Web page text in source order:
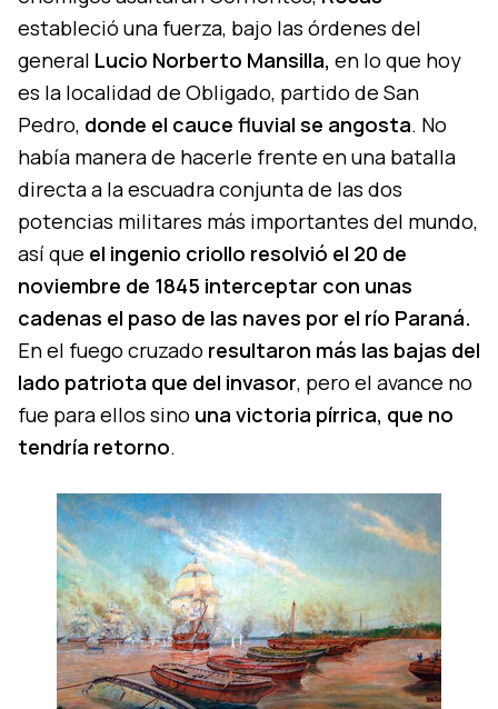
estableció una fuerza, bajo las órdenes del
general Lucio Norberto Mansilla, en lo que hoy
es la localidad de Obligado, partido de San
Pedro, donde el cauce fluvial se angosta. No
había manera de hacerle frente en una batalla
directa a la escuadra conjunta de las dos
potencias militares más importantes del mundo,
así que el ingenio criollo resolvió el 20 de
noviembre de 1845 interceptar con unas
cadenas el paso de las naves por el río Paraná.
En el fuego cruzado resultaron más las bajas del
lado patriota que del invasor, pero el avance no
fue para ellos sino una victoria pírrica, que no
tendría retorno.